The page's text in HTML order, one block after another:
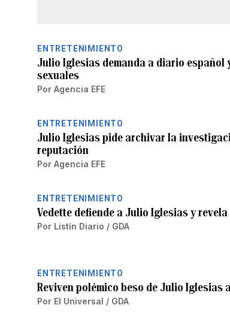
ENTRETENIMIENTO
Julio Iglesias demanda a diario español
sexuales
Por Agencia EFE
ENTRETENIMIENTO
Julio Iglesias pide archivar la
reputación
Por Agencia EFE
ENTRETENIMIENTO
Vedette defiende a Julio Iglesias y
Por Listín Diario / GDA
ENTRETENIMIENTO
Reviven polémico beso de Julio Iglesias
Por El Universal / GDA